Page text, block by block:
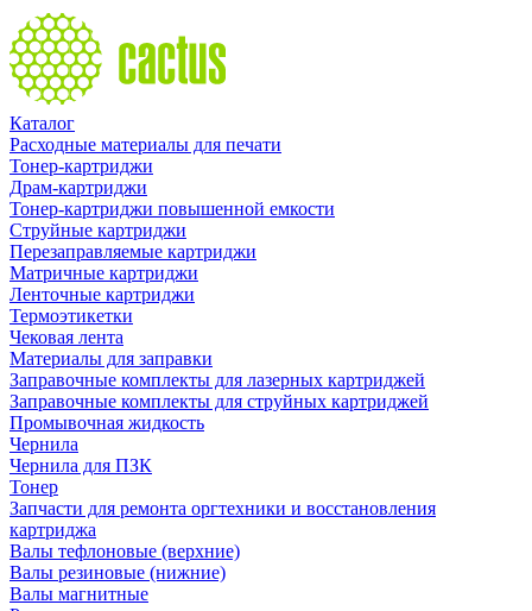
Каталог
Расходные материалы для печати
Тонер-картриджи
Драм-картриджи
Тонер-картриджи повышенной емкости
Струйные картриджи
Перезаправляемые картриджи
Матричные картриджи
Ленточные картриджи
Термоэтикетки
Чековая лента
Материалы для заправки
Заправочные комплекты для лазерных картриджей
Заправочные комплекты для струйных картриджей
Промывочная жидкость
Чернила
Чернила для ПЗК
Тонер
Запчасти для ремонта оргтехники и восстановления
картриджа
Валы тефлоновые (верхние)
Валы резиновые (нижние)
Валы магнитные